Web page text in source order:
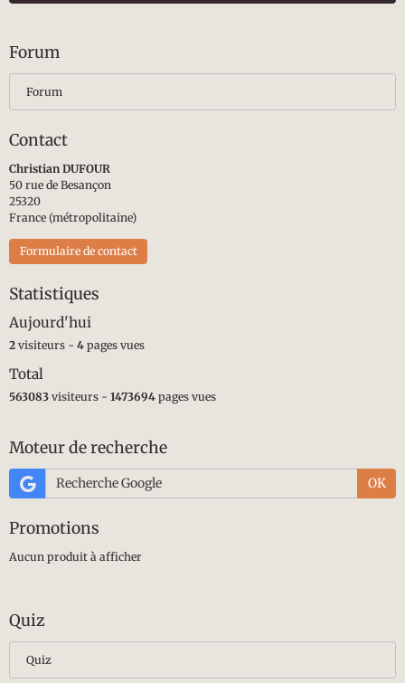
Forum
Forum
Contact
Christian DUFOUR
50 rue de Besançon
25320
France (métropolitaine)
Formulaire de contact
Statistiques
Aujourd'hui
2 visiteurs - 4 pages vues
Total
563083 visiteurs - 1473694 pages vues
Moteur de recherche
OK
Promotions
Aucun produit à afficher
Quiz
Quiz